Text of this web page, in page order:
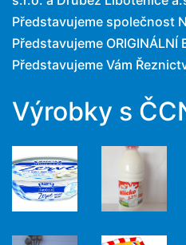
Představujeme společnost
Představujeme ORIGINÁLNÍ
Představujeme Vám
Výrobky s